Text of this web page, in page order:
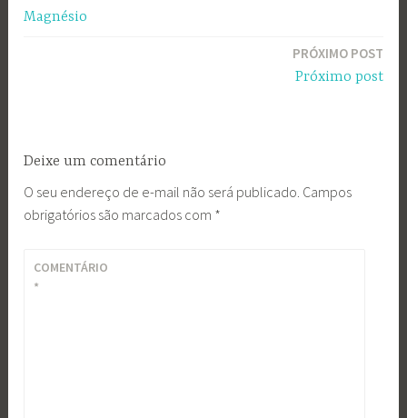
Magnésio
PRÓXIMO POST
Próximo post
Deixe um comentário
O seu endereço de e-mail não será publicado. Campos
obrigatórios são marcados com *
COMENTÁRIO
*